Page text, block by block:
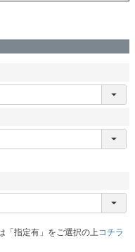
「指定有」をご選択の上コチラ